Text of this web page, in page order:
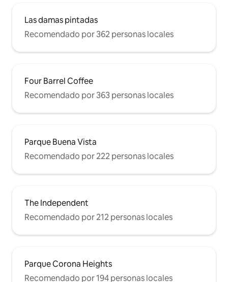
Las damas pintadas
Recomendado por 362 personas locales
Four Barrel Coffee
Recomendado por 363 personas locales
Parque Buena Vista
Recomendado por 222 personas locales
The Independent
Recomendado por 212 personas locales
Parque Corona Heights
Recomendado por 194 personas locales